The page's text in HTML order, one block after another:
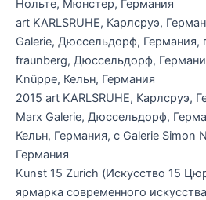
Нольте, Мюнстер, Германия
art KARLSRUHE, Карлсруэ,
Galerie, Дюссельдорф, Германия,
fraunberg, Дюссельдорф,
Knüppe, Кельн, Германия
2015 art KARLSRUHE, Карлсруэ,
Marx Galerie, Дюссельдорф,
Кельн, Германия, с Galerie Simon
Германия
Kunst 15 Zurich (Искусство 15
ярмарка современного